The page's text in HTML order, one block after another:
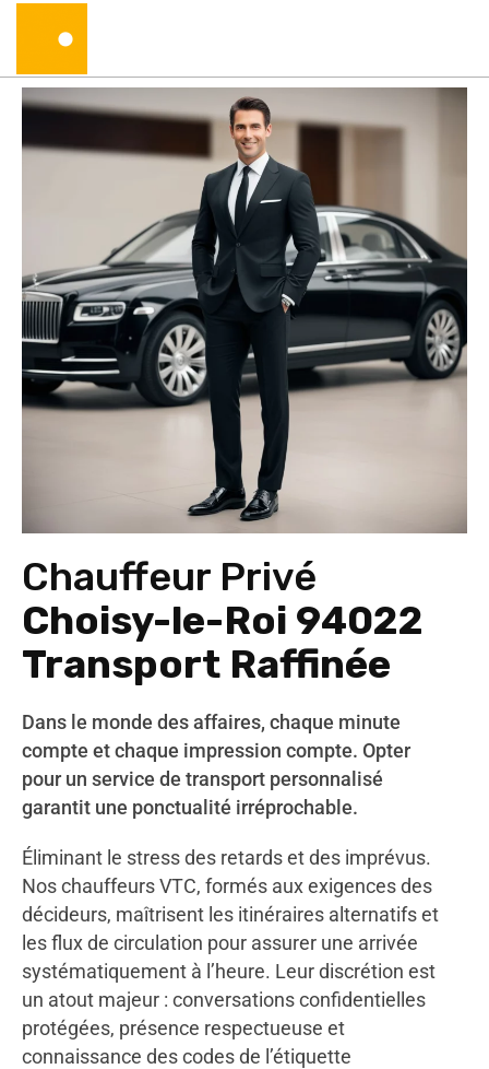
Chauffeur Privé
Choisy-le-Roi 94022
Transport Raffinée
Dans le monde des affaires, chaque minute
compte et chaque impression compte. Opter
pour un service de transport personnalisé
garantit une ponctualité irréprochable.
Éliminant le stress des retards et des imprévus.
Nos chauffeurs VTC, formés aux exigences des
décideurs, maîtrisent les itinéraires alternatifs et
les flux de circulation pour assurer une arrivée
systématiquement à l’heure. Leur discrétion est
un atout majeur : conversations confidentielles
protégées, présence respectueuse et
connaissance des codes de l’étiquette